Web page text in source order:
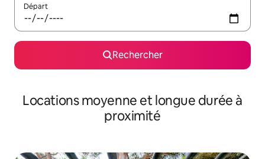
Départ
Rechercher
Locations moyenne et longue durée à
proximité